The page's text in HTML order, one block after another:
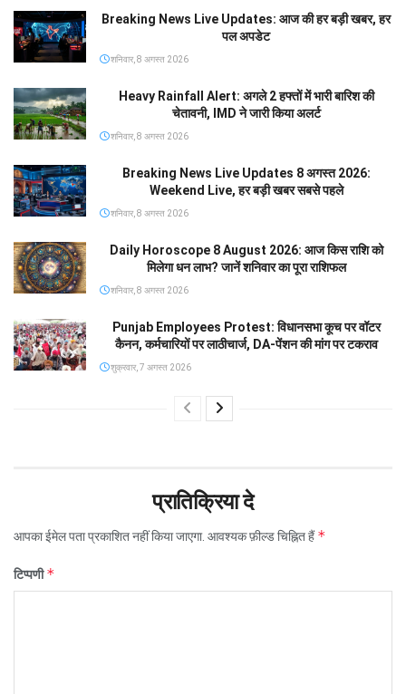
Breaking News Live Updates: आज की हर बड़ी खबर, हर
पल अपडेट
शनिवार, 8 अगस्त 2026
Heavy Rainfall Alert: अगले 2 हफ्तों में भारी बारिश की
चेतावनी, IMD ने जारी किया अलर्ट
शनिवार, 8 अगस्त 2026
Breaking News Live Updates 8 अगस्त 2026:
Weekend Live, हर बड़ी खबर सबसे पहले
शनिवार, 8 अगस्त 2026
Daily Horoscope 8 August 2026: आज किस राशि को
मिलेगा धन लाभ? जानें शनिवार का पूरा राशिफल
शनिवार, 8 अगस्त 2026
Punjab Employees Protest: विधानसभा कूच पर वॉटर
कैनन, कर्मचारियों पर लाठीचार्ज, DA-पेंशन की मांग पर टकराव
शुक्रवार, 7 अगस्त 2026
प्रातिक्रिया दे
आपका ईमेल पता प्रकाशित नहीं किया जाएगा. आवश्यक फ़ील्ड चिह्नित हैं*
टिप्पणी*